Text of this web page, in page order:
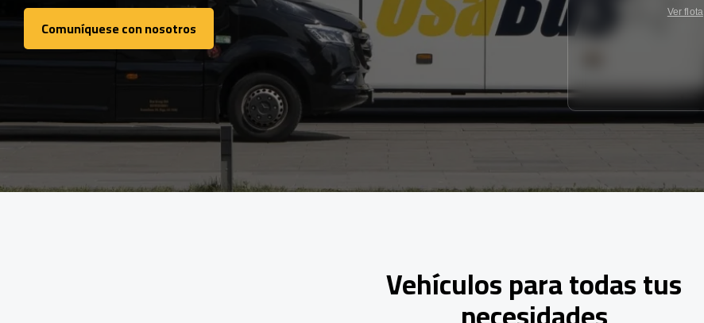
Comuníquese con nosotros
Comuníquese con nosotros
Ver flota
Vehículos para todas tus